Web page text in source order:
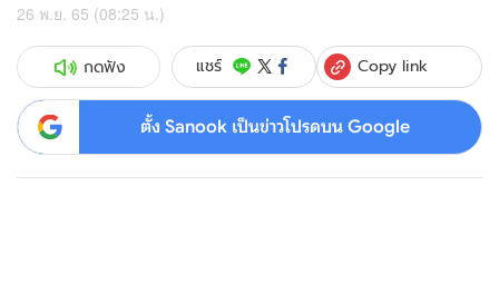
26 พ.ย. 65 (08:25 น.)
กดฟัง แชร์ Copy link
ตั้ง Sanook เป็นข่าวโปรดบน Google